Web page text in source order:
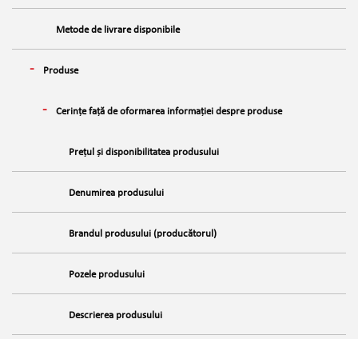
Metode de livrare disponibile
Produse
Cerințe față de oformarea informației despre produse
Prețul și disponibilitatea produsului
Denumirea produsului
Brandul produsului (producătorul)
Pozele produsului
Descrierea produsului